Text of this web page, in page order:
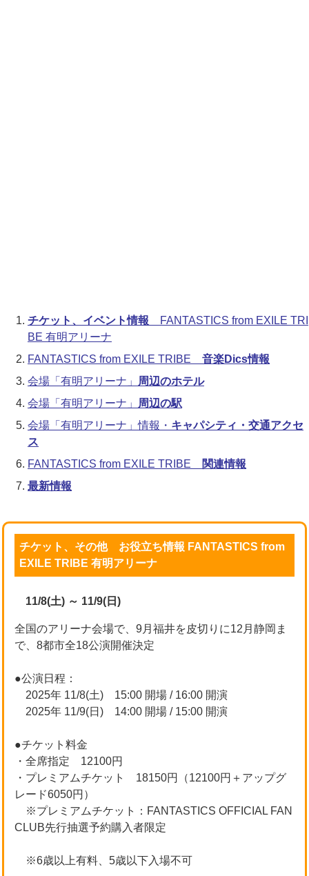
チケット、イベント情報 FANTASTICS from EXILE TRI
BE 有明アリーナ
FANTASTICS from EXILE TRIBE 音楽Dics情報
会場「有明アリーナ」
周辺のホテル
会場「有明アリーナ」
周辺の駅
会場「有明アリーナ」情報・ キャパシティ・交通アクセ
ス
FANTASTICS from EXILE TRIBE
関連情報
最新情報
チケット、その他 お役立ち情報 FANTASTICS from
EXILE TRIBE 有明アリーナ
11/8(土) ～ 11/9(日)
全国のアリーナ会場で、9月福井を皮切りに12月静岡ま
で、8都市全18公演開催決定
●公演日程：
2025年 11/8(土) 15:00 開場 / 16:00 開演
2025年 11/9(日) 14:00 開場 / 15:00 開演
●チケット料金
・全席指定 12100円
・プレミアムチケット 18150円（12100円＋アップグ
レード6050円）
※プレミアムチケット：FANTASTICS OFFICIAL FAN
CLUB先行抽選予約購入者限定
※6歳以上有料、5歳以下入場不可